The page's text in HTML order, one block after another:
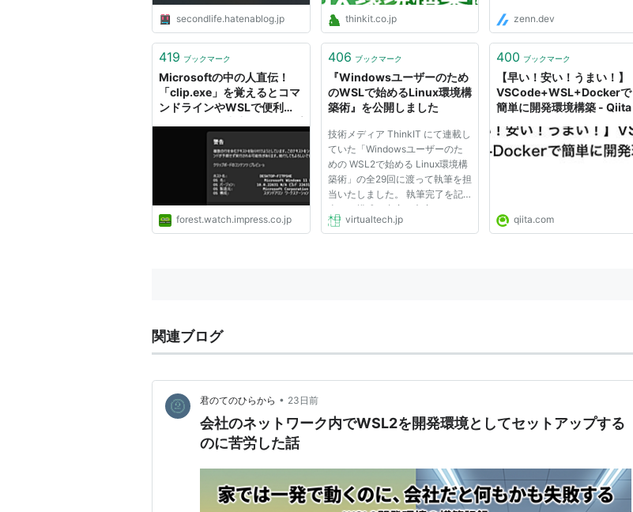
secondlife.hatenablog.jp thinkit.co.jp zenn.dev
419 ブックマーク
Microsoftの中の人直伝！
「clip.exe」を覚えるとコマ
ンドラインやWSLで便利だ
ボードへポイ！……ただし、
文字化けには注意【やじうま
forest.watch.impress.co.jp
406 ブックマーク
『Windowsユーザーのため
のWSLで始めるLinux環境構
築術』を公開しました
技術メディア ThinkIT にて連載し
ていた「Windowsユーザーのた
めの WSL2で始める Linux環境構
築術」の全29回に渡って執筆を担
当いたしました。 執筆完了を記
念し、構成・内容・文章をすべて
見直し、最新の知見を踏まえて全
virtualtech.jp
400 ブックマーク
【早い！安い！うまい！】
VSCode+WSL+Dockerで
簡単に開発環境構築 - Qiita
qiita.com
関連ブログ
君のてのひらから • 23日前
会社のネットワーク内でWSL2を開発環境としてセットアップする
のに苦労した話